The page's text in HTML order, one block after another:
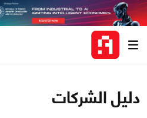
دليل الشركات